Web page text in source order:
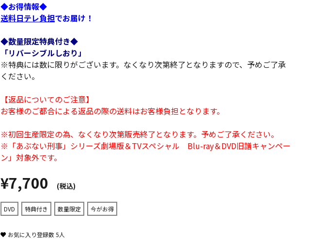
◆お得情報◆
送料日テレ負担でお届け！
◆数量限定特典付き◆
「リバーシブルしおり」
※特典には数に限りがございます。なくなり次第終了となりますので、予めご了承
ください。
【返品についてのご注意】
お客様のご都合による返品の際の送料はお客様負担となります。
※初回生産限定の為、なくなり次第販売終了となります。予めご了承ください。
※「あぶない刑事」シリーズ劇場版＆TVスペシャル Blu-ray＆DVD旧譜キャンペー
ン」対象外です。
¥7,700 (税込)
DVD 特典付き 数量限定 今がお得
お気に入り登録数5人